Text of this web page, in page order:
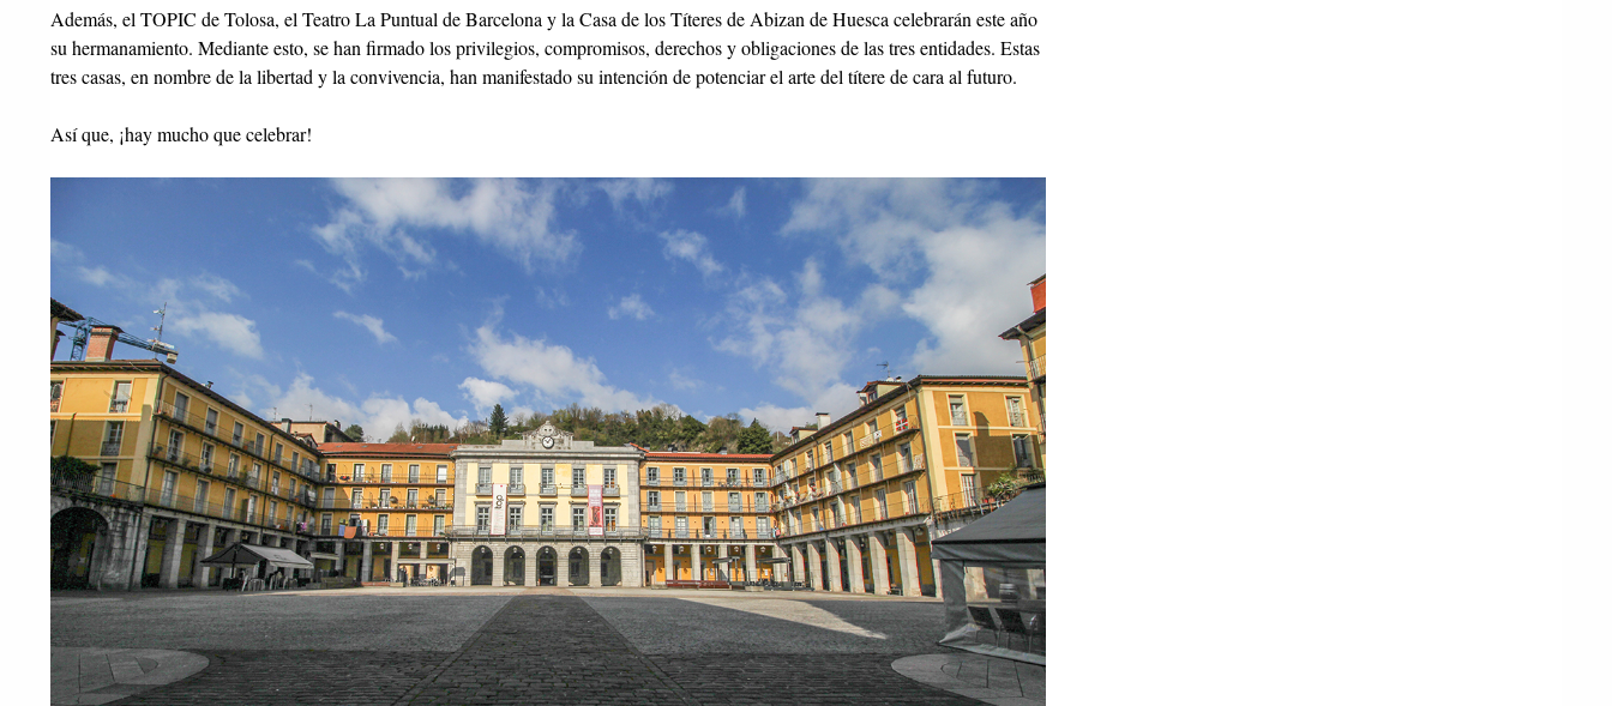
Además, el TOPIC de Tolosa, el Teatro La Puntual de Barcelona y la Casa de los Títeres de Abizan de Huesca celebrarán este año
su hermanamiento. Mediante esto, se han firmado los privilegios, compromisos, derechos y obligaciones de las tres entidades. Estas
tres casas, en nombre de la libertad y la convivencia, han manifestado su intención de potenciar el arte del títere de cara al futuro.
Así que, ¡hay mucho que celebrar!